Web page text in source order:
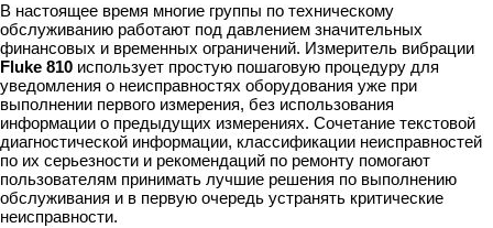
В настоящее время многие группы по техническому
обслуживанию работают под давлением значительных
финансовых и временных ограничений. Измеритель вибрации
Fluke 810 использует простую пошаговую процедуру для
уведомления о неисправностях оборудования уже при
выполнении первого измерения, без использования
информации о предыдущих измерениях. Сочетание текстовой
диагностической информации, классификации неисправностей
по их серьезности и рекомендаций по ремонту помогают
пользователям принимать лучшие решения по выполнению
обслуживания и в первую очередь устранять критические
неисправности.